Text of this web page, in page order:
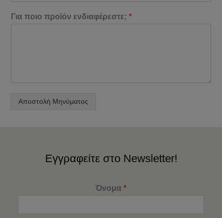
Για ποιο προϊόν ενδιαφέρεστε;*
Αποστολή Μηνύματος
Εγγραφείτε στο Newsletter!
Όνομα *